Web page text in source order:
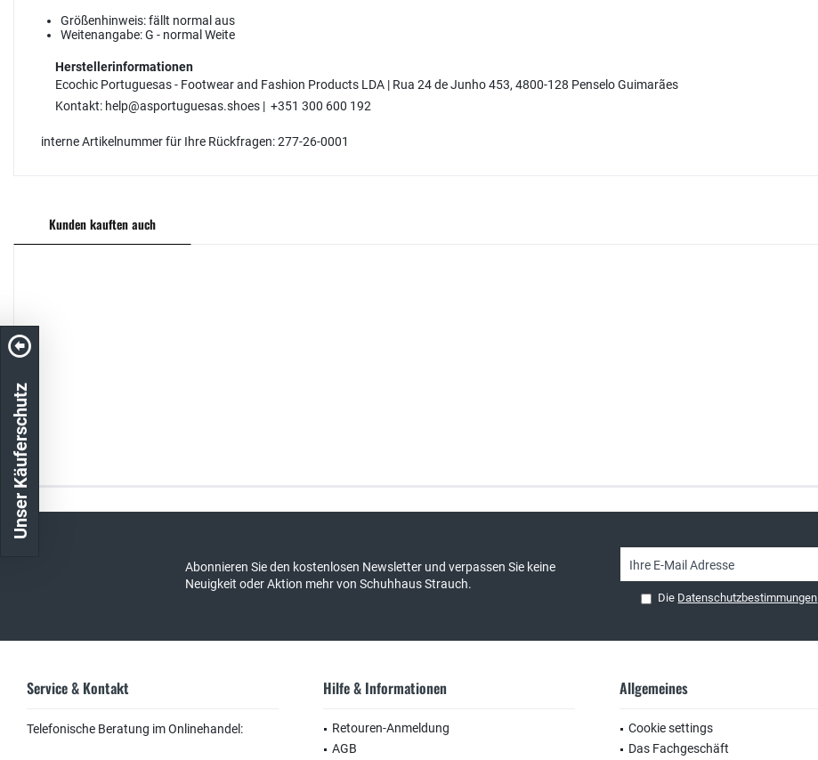
Größenhinweis:fällt normal aus
Weitenangabe:G - normal Weite
Herstellerinformationen
Ecochic Portuguesas - Footwear and Fashion Products LDA | Rua 24 de Junho 453, 4800-128 Penselo Guimarães
Kontakt: help@asportuguesas.shoes | +351 300 600 192
interne Artikelnummer für Ihre Rückfragen: 277-26-0001
Kunden kauften auch
Abonnieren Sie den kostenlosen Newsletter und verpassen Sie keine
Neuigkeit oder Aktion mehr von Schuhhaus Strauch.
Die Datenschutzbestimmungen
Service & Kontakt
Telefonische Beratung im Onlinehandel:
Hilfe & Informationen
Retouren-Anmeldung
AGB
Allgemeines
Cookie settings
Das Fachgeschäft
Unser Käuferschutz